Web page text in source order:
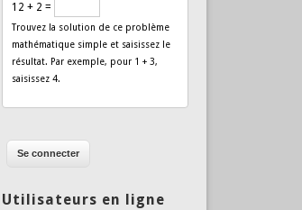
12 + 2 =
Trouvez la solution de ce problème
mathématique simple et saisissez le
résultat. Par exemple, pour 1 + 3,
saisissez 4.
Utilisateurs en ligne